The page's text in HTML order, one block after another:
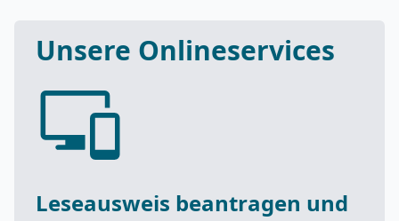
Unsere Onlineservices
Leseausweis beantragen und